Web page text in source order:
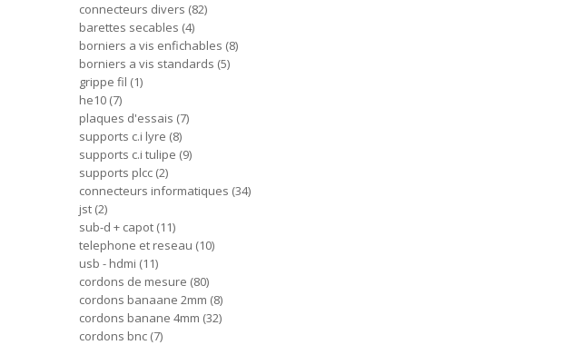
connecteurs divers 82
barettes secables 4
borniers a vis enfichables 8
borniers a vis standards 5
grippe fil 1
he10 7
plaques d'essais 7
supports c.i lyre 8
supports c.i tulipe 9
supports plcc 2
connecteurs informatiques 34
jst 2
sub-d + capot 11
telephone et reseau 10
usb - hdmi 11
cordons de mesure 80
cordons banaane 2mm 8
cordons banane 4mm 32
cordons bnc 7